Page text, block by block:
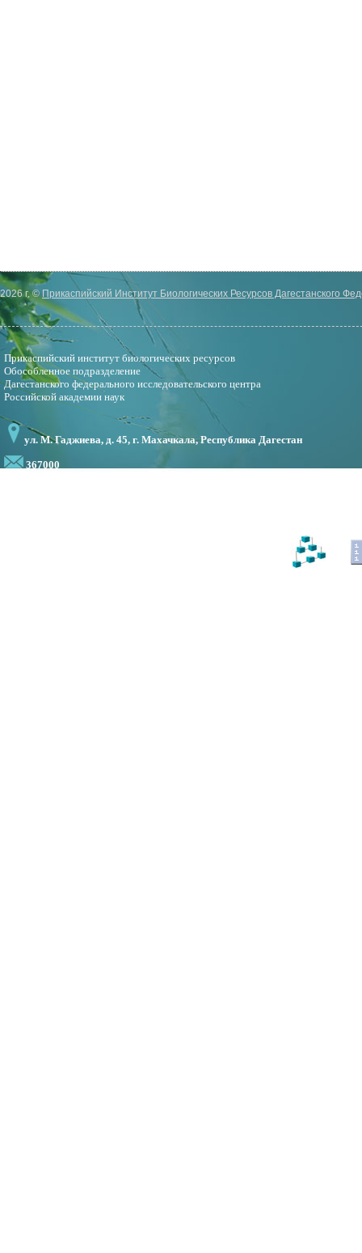
2026 г. ©Прикаспийский Институт Биологических Ресурсов Дагестанского
Прикаспийский институт биологических ресурсов
Обособленное подразделение
Дагестанского федерального исследовательского центра
Российской академии наук
ул. М. Гаджиева, д. 45, г. Махачкала, Республика Дагестан
367000